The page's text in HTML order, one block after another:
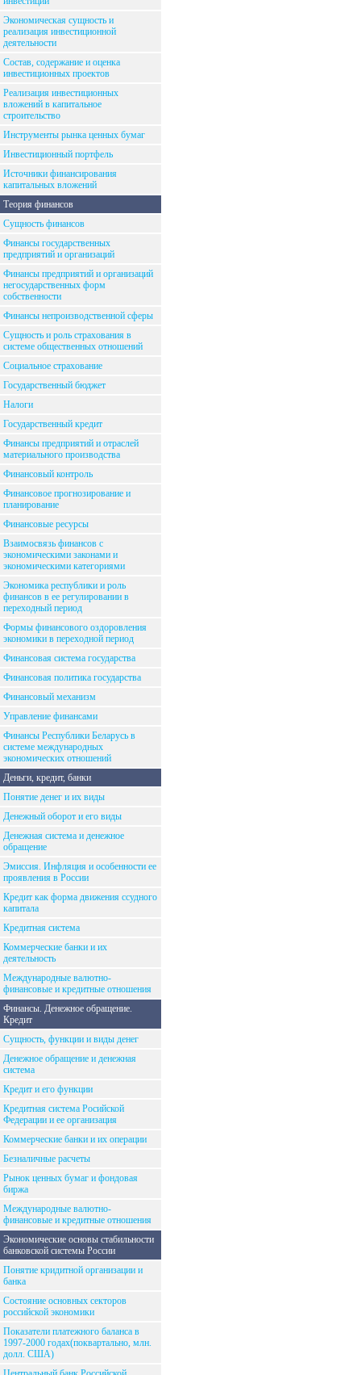
Экономическая сущность и
реализация инвестиционной
деятельности
Состав, содержание и оценка
инвестиционных проектов
Реализация инвестиционных
вложений в капитальное
строительство
Инструменты рынка ценных бумаг
Инвестиционный портфель
Источники финансирования
капитальных вложений
Теория финансов
Сущность финансов
Финансы государственных
предприятий и организаций
Финансы предприятий и организаций
негосударственных форм
собственности
Финансы непроизводственной сферы
Сущность и роль страхования в
системе общественных отношений
Социальное страхование
Государственный бюджет
Налоги
Государственный кредит
Финансы предприятий и отраслей
материального производства
Финансовый контроль
Финансовое прогнозирование и
планирование
Финансовые ресурсы
Взаимосвязь финансов с
экономическими законами и
экономическими категориями
Экономика республики и роль
финансов в ее регулировании в
переходный период
Формы финансового оздоровления
экономики в переходной период
Финансовая система государства
Финансовая политика государства
Финансовый механизм
Управление финансами
Финансы Республики Беларусь в
системе международных
экономических отношений
Деньги, кредит, банки
Понятие денег и их виды
Денежный оборот и его виды
Денежная система и денежное
обращение
Эмиссия. Инфляция и особенности ее
проявления в России
Кредит как форма движения ссудного
капитала
Кредитная система
Коммерческие банки и их
деятельность
Международные валютно-
финансовые и кредитные отношения
Финансы. Денежное обращение.
Кредит
Сущность, функции и виды денег
Денежное обращение и денежная
система
Кредит и его функции
Кредитная система Росийской
Федерации и ее организация
Коммерческие банки и их операции
Безналичные расчеты
Рынок ценных бумаг и фондовая
биржа
Международные валютно-
финансовые и кредитные отношения
Экономические основы стабильности
банковской системы России
Понятие кридитной организации и
банка
Состояние основных секторов
российской экономики
Показатели платежного баланса в
1997-2000 годах(поквартально, млн.
долл. США)